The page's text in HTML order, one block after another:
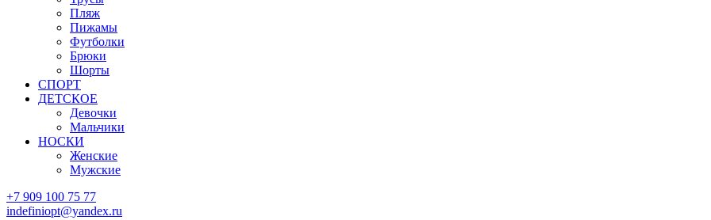
Пляж
Пижамы
Футболки
Брюки
Шорты
СПОРТ
ДЕТСКОЕ
Девочки
Мальчики
НОСКИ
Женские
Мужские
+7 909 100 75 77
indefiniopt@yandex.ru